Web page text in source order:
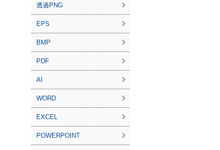
透過PNG
EPS
BMP
PDF
AI
WORD
EXCEL
POWERPOINT